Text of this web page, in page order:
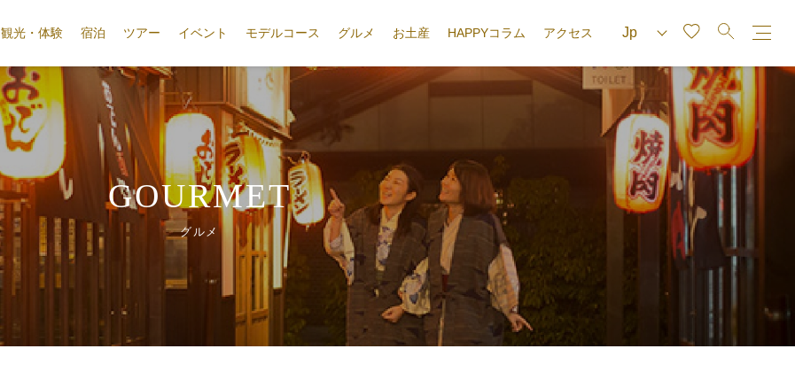
観光・体験 宿泊 ツアー イベント モデルコース グルメ お土産 HAPPYコラム アクセス
GOURMET
グルメ